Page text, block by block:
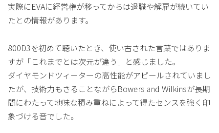
実際にEVAに経営権が移ってからは退職や解雇が続いてい
たとの情報があります。
800D3を初めて聴いたとき、使い古された言葉ではありま
すが「これまでとは次元が違う」と感じました。
ダイヤモンドツィーターの高性能がアピールされていまし
たが、技術力もさることながらBowers and Wilkinsが長期
間にわたって地味な積み重ねによって得たセンスを強く印
象づける音でした。